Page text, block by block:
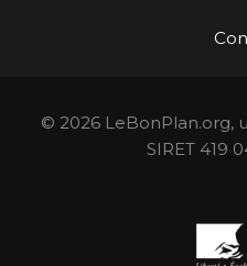
© 2026 LeBonPlan.org,
SIRET 419